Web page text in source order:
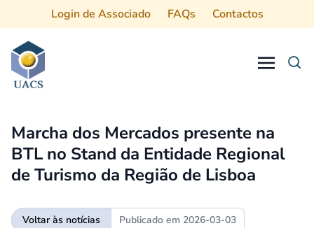
Login de Associado FAQs Contactos
Marcha dos Mercados presente na
BTL no Stand da Entidade Regional
de Turismo da Região de Lisboa
Voltar às notícias Publicado em 2026-03-03